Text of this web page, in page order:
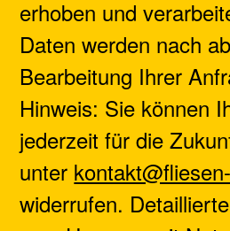
erhoben und
Daten werden nach
Bearbeitung Ihrer
Hinweis: Sie können
jederzeit für die
unter
widerrufen.